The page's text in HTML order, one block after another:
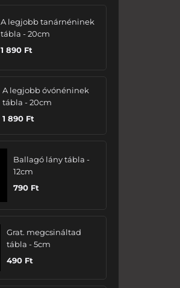
A legjobb tanárnéninek
tábla - 20cm
1 890 Ft
A legjobb óvónéninek
tábla - 20cm
1 890 Ft
Ballagó lány tábla -
12cm
790 Ft
Grat. megcsináltad
tábla - 5cm
490 Ft